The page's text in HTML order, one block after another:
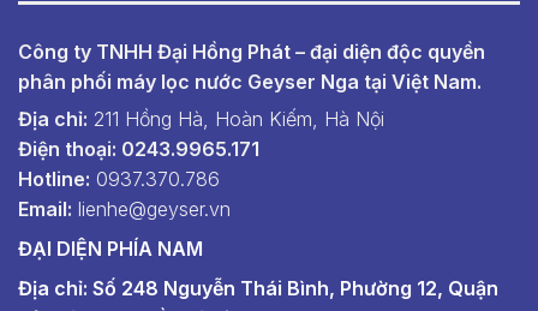
Công ty TNHH Đại Hồng Phát – đại diện độc quyền
phân phối máy lọc nước Geyser Nga tại Việt Nam.
Địa chỉ: 211 Hồng Hà, Hoàn Kiếm, Hà Nội
Điện thoại: 0243.9965.171
Hotline: 0937.370.786
Email: lienhe@geyser.vn
ĐẠI DIỆN PHÍA NAM
Địa chỉ: Số 248 Nguyễn Thái Bình, Phường 12, Quận